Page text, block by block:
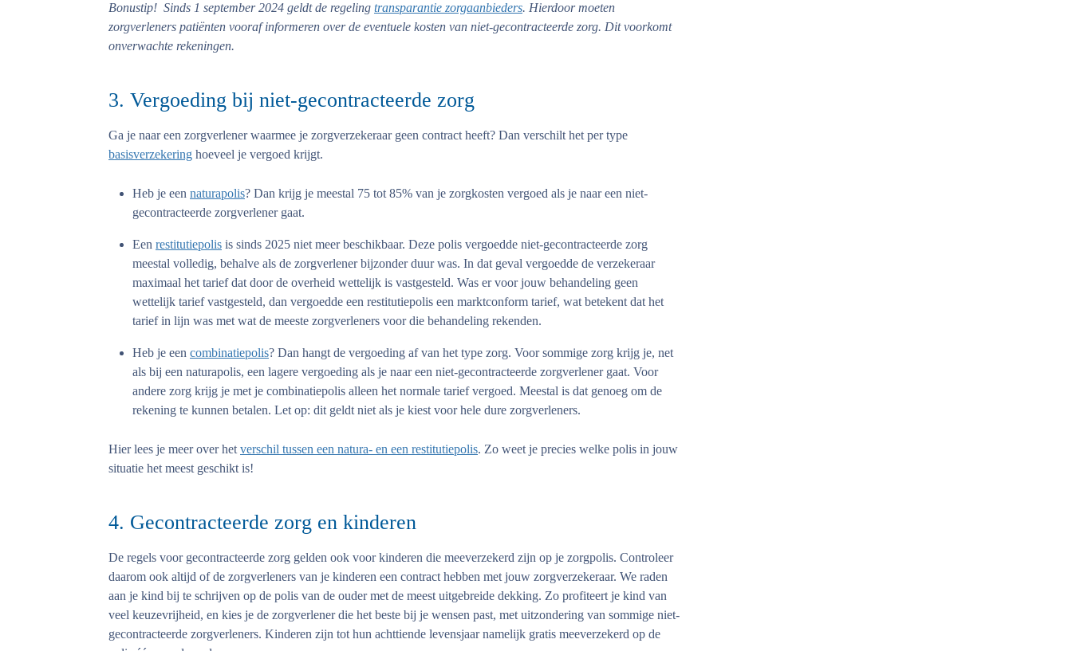
Bonustip! Sinds 1 september 2024 geldt de regeling transparantie zorgaanbieders. Hierdoor moeten
zorgverleners patiënten vooraf informeren over de eventuele kosten van niet-gecontracteerde zorg. Dit voorkomt
onverwachte rekeningen.
3. Vergoeding bij niet-gecontracteerde zorg
Ga je naar een zorgverlener waarmee je zorgverzekeraar geen contract heeft? Dan verschilt het per type
basisverzekering hoeveel je vergoed krijgt.
Heb je een naturapolis? Dan krijg je meestal 75 tot 85% van je zorgkosten vergoed als je naar een niet-
gecontracteerde zorgverlener gaat.
Een restitutiepolis is sinds 2025 niet meer beschikbaar. Deze polis vergoedde niet-gecontracteerde zorg
meestal volledig, behalve als de zorgverlener bijzonder duur was. In dat geval vergoedde de verzekeraar
maximaal het tarief dat door de overheid wettelijk is vastgesteld. Was er voor jouw behandeling geen
wettelijk tarief vastgesteld, dan vergoedde een restitutiepolis een marktconform tarief, wat betekent dat het
tarief in lijn was met wat de meeste zorgverleners voor die behandeling rekenden.
Heb je een combinatiepolis? Dan hangt de vergoeding af van het type zorg. Voor sommige zorg krijg je, net
als bij een naturapolis, een lagere vergoeding als je naar een niet-gecontracteerde zorgverlener gaat. Voor
andere zorg krijg je met je combinatiepolis alleen het normale tarief vergoed. Meestal is dat genoeg om de
rekening te kunnen betalen. Let op: dit geldt niet als je kiest voor hele dure zorgverleners.
Hier lees je meer over het verschil tussen een natura- en een restitutiepolis. Zo weet je precies welke polis in jouw
situatie het meest geschikt is!
4. Gecontracteerde zorg en kinderen
De regels voor gecontracteerde zorg gelden ook voor kinderen die meeverzekerd zijn op je zorgpolis. Controleer
daarom ook altijd of de zorgverleners van je kinderen een contract hebben met jouw zorgverzekeraar. We raden
aan je kind bij te schrijven op de polis van de ouder met de meest uitgebreide dekking. Zo profiteert je kind van
veel keuzevrijheid, en kies je de zorgverlener die het beste bij je wensen past, met uitzondering van sommige niet-
gecontracteerde zorgverleners. Kinderen zijn tot hun achttiende levensjaar namelijk gratis meeverzekerd op de